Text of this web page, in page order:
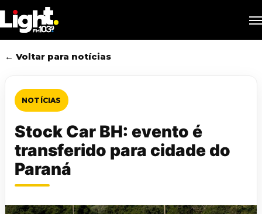
to
main
content
← Voltar para notícias
NOTÍCIAS
Stock Car BH: evento é
transferido para cidade do
Paraná